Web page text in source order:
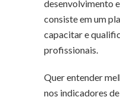
desenvolvimento
consiste em um
capacitar e
profissionais.
Quer entender
nos indicadores